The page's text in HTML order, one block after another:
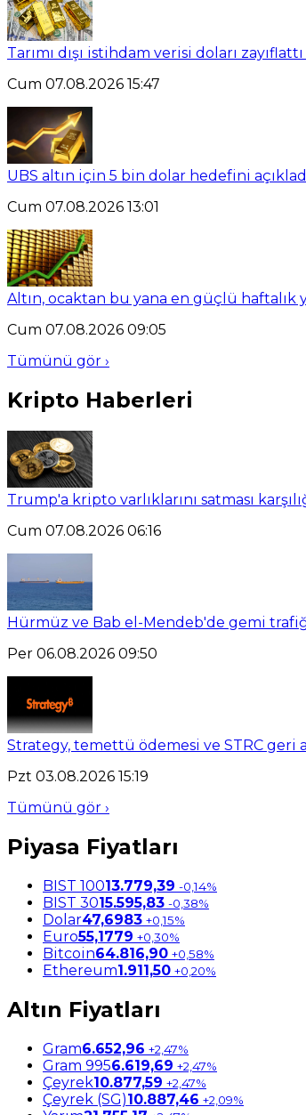
Tarımı dışı istihdam verisi doları
Cum 07.08.2026 15:47
UBS altın için 5 bin dolar hedefini
Cum 07.08.2026 13:01
Altın, ocaktan bu yana en güçlü haftalık
Cum 07.08.2026 09:05
Tümünü gör ›
Kripto Haberleri
Trump'a kripto varlıklarını satması
Cum 07.08.2026 06:16
Hürmüz ve Bab el-Mendeb'de gemi
Per 06.08.2026 09:50
Strategy, temettü ödemesi ve STRC geri
Pzt 03.08.2026 15:19
Tümünü gör ›
Piyasa Fiyatları
BIST 10013.779,39 -0,14%
BIST 3015.595,83 -0,38%
Dolar47,6983 +0,15%
Euro55,1779 +0,30%
Bitcoin64.816,90 +0,58%
Ethereum1.911,50 +0,20%
Altın Fiyatları
Gram6.652,96 +2,47%
Gram 9956.619,69 +2,47%
Çeyrek10.877,59 +2,47%
Çeyrek (SG)10.887,46 +2,09%